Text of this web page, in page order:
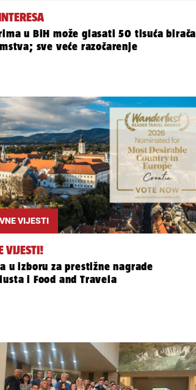
u BiH može glasati 50 tisuća birača
sve veće razočarenje
VIJESTI
VIJESTI!
u izboru za prestižne nagrade
i Food and Travela